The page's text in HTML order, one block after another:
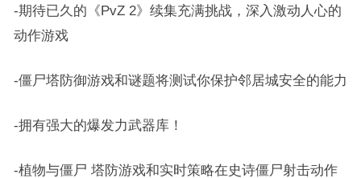
-期待已久的《PvZ 2》续集充满挑战，深入激动人心的
动作游戏
-僵尸塔防御游戏和谜题将测试你保护邻居城安全的能力
-拥有强大的爆发力武器库！
-植物与僵尸 塔防游戏和实时策略在史诗僵尸射击动作